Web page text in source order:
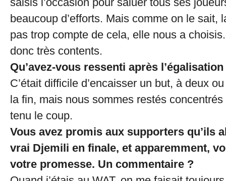
beaucoup d’efforts. Mais comme on le sait,
pas trop compte de cela, elle nous a
donc très contents.
Qu’avez-vous ressenti après
C’était difficile d’encaisser un but, à deux
la fin, mais nous sommes restés
tenu le coup.
Vous avez promis aux supporters qu’ils
vrai Djemili en finale, et apparemment,
votre promesse. Un commentaire ?